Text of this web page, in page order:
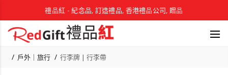
禮品紅 - 紀念品, 訂造禮品, 香港禮品公司, 贈品
戶外｜旅行 行李牌 | 行李帶